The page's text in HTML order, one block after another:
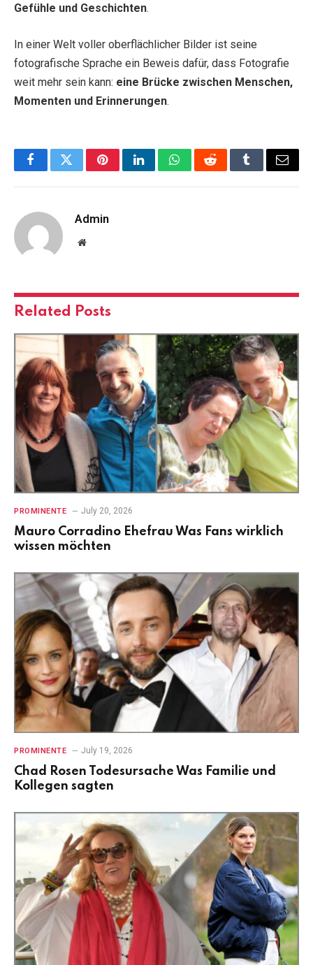
Gefühle und Geschichten.
In einer Welt voller oberflächlicher Bilder ist seine
fotografische Sprache ein Beweis dafür, dass Fotografie
weit mehr sein kann: eine Brücke zwischen Menschen,
Momenten und Erinnerungen.
FacebookTwitterPinterestLinkedInWhatsAppRedditTumblrEmail
Admin
Website
Related Posts
PROMINENTE July 20, 2026
Mauro Corradino Ehefrau Was Fans wirklich
wissen möchten
PROMINENTE July 19, 2026
Chad Rosen Todesursache Was Familie und
Kollegen sagten